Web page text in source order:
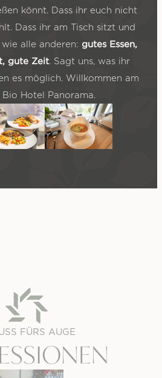
könnt. Dass ihr euch nicht
Dass ihr am Tisch sitzt und
alle anderen: gutes Essen,
gute Zeit. Sagt uns, was ihr
es möglich. Willkommen am
Bio Hotel Panorama.
FÜRS AUGE